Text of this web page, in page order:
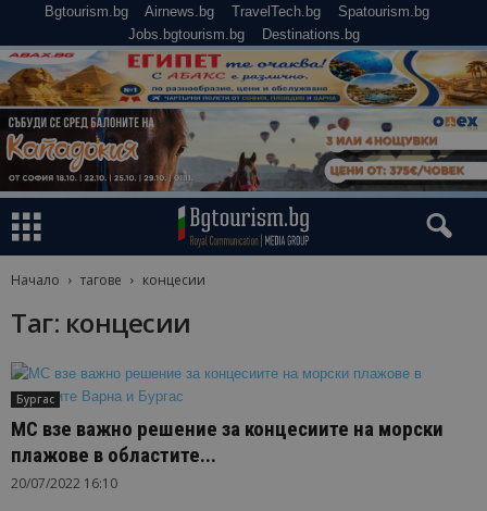
Bgtourism.bg Airnews.bg TravelTech.bg
Spatourism.bg
Jobs.bgtourism.bg
Destinations.bg
Начало тагове концесии
Таг: концесии
Бургас
МС взе важно решение за концесиите на морски
плажове в областите...
20/07/2022 16:10